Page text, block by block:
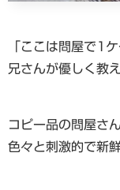
「ここは問屋で1
兄さんが優しく教
コピー品の問屋さ
色々と刺激的で新